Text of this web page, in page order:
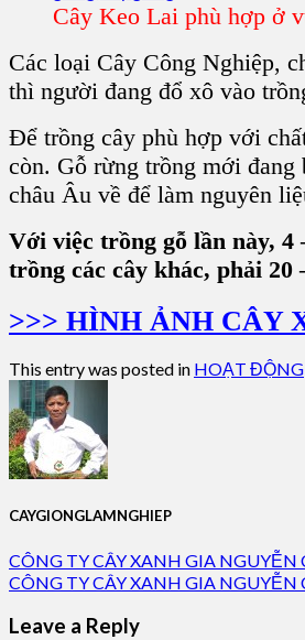
Cây Keo Lai phù hợp ở
Các loại Cây Công Nghiệp,
thì người đang đổ xô vào
Để trồng cây phù hợp với
còn. Gỗ rừng trồng mới đang
châu Âu về để làm nguyên
Với việc trồng gỗ lần này,
trồng các cây khác, phải 20
>>> HÌNH ẢNH CÂY
This entry was posted in HOẠT ĐỘNG
CAYGIONGLAMNGHIEP
CÔNG TY CÂY XANH GIA
CÔNG TY CÂY XANH GIA NGUYỄN
Leave a Reply